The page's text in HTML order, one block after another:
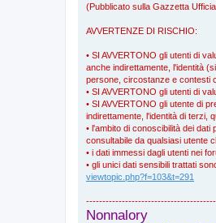
(Pubblicato sulla Gazzetta
AVVERTENZE DI RISCHIO:
• SI AVVERTONO gli utenti di
anche indirettamente, l'identità
persone, circostanze e contesti
• SI AVVERTONO gli utenti di
• SI AVVERTONO gli utente di
indirettamente, l'identità di terzi,
• l'ambito di conoscibilità dei
consultabile da qualsiasi utente
• i dati immessi dagli utenti nei
• gli unici dati sensibili trattati
viewtopic.php?f=103&t=291
Nonnalory